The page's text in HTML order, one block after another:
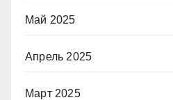
Май 2025
Апрель 2025
Март 2025